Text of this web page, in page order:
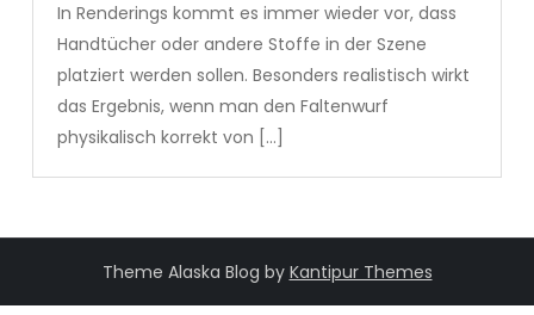
In Renderings kommt es immer wieder vor, dass
Handtücher oder andere Stoffe in der Szene
platziert werden sollen. Besonders realistisch wirkt
das Ergebnis, wenn man den Faltenwurf
physikalisch korrekt von […]
Theme Alaska Blog by Kantipur Themes